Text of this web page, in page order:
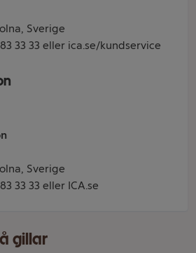
Sverige
33 33 eller ica.se/kundservice
Sverige
33 33 eller ICA.se
gillar